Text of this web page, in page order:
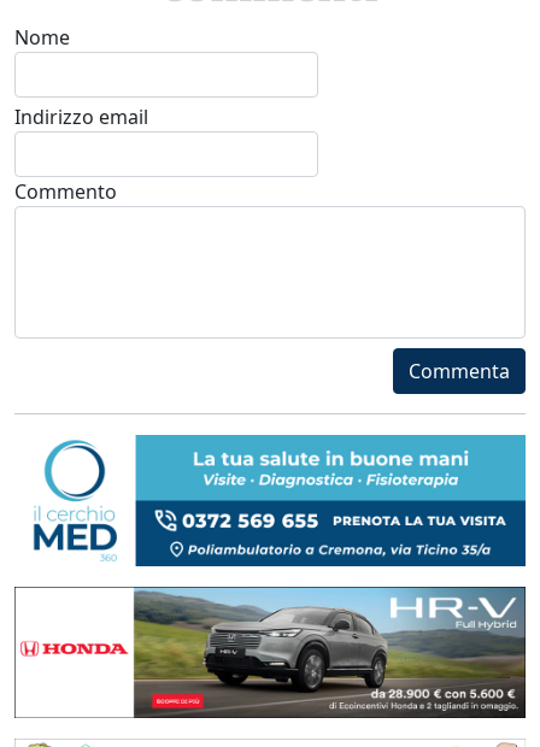
Nome
Indirizzo email
Commento
Commenta